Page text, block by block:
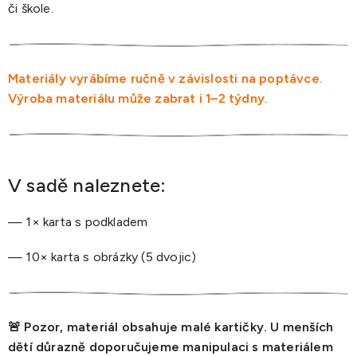
či škole.
Materiály vyrábíme ručně v závislosti na poptávce.
Výroba materiálu může zabrat i 1–2 týdny.
V sadě naleznete:
— 1× karta s podkladem
— 10× karta s obrázky (5 dvojic)
🚨 Pozor, materiál obsahuje malé kartičky. U menších
dětí důrazně doporučujeme manipulaci s materiálem